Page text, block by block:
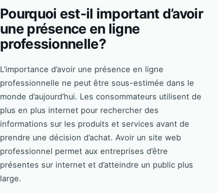
Pourquoi est-il important d’avoir
une présence en ligne
professionnelle?
L’importance d’avoir une présence en ligne
professionnelle ne peut être sous-estimée dans le
monde d’aujourd’hui. Les consommateurs utilisent de
plus en plus internet pour rechercher des
informations sur les produits et services avant de
prendre une décision d’achat. Avoir un site web
professionnel permet aux entreprises d’être
présentes sur internet et d’atteindre un public plus
large.